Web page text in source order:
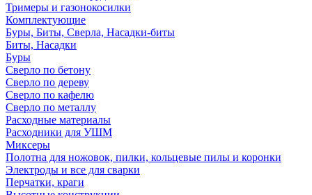
Тримеры и газонокосилки
Комплектующие
Буры, Биты, Сверла, Насадки-биты
Биты, Насадки
Буры
Сверло по бетону
Сверло по дереву
Сверло по кафелю
Сверло по металлу
Расходные материалы
Расходники для УШМ
Миксеры
Полотна для ножовок, пилки, кольцевые пилы и коронки
Электроды и все для сварки
Перчатки, краги